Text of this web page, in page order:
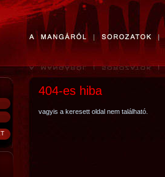
404-es hiba
vagyis a keresett oldal nem található.